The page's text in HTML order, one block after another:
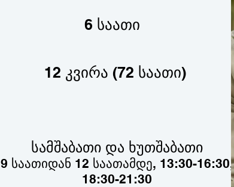
6 საათი
12 კვირა (72 საათი)
სამშაბათი და ხუთშაბათი
9 საათიდან 12 საათამდე, 13:30-16:30,
18:30-21:30